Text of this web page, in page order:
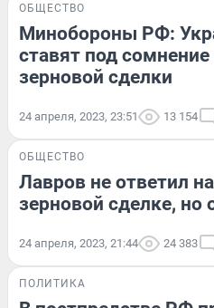
ОБЩЕСТВО
Минобороны РФ:
ставят под
зерновой сделки
24 апреля, 2023, 23:51 13 154
ОБЩЕСТВО
Лавров не ответил
зерновой сделке, но
24 апреля, 2023, 21:44 24 383
ПОЛИТИКА